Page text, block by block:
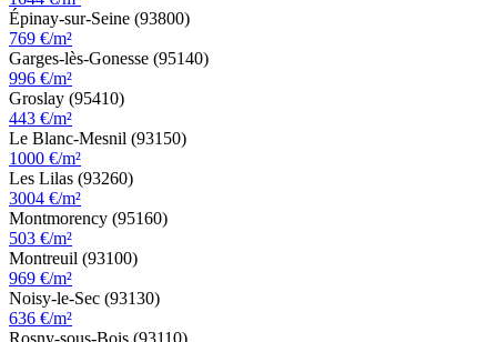
Épinay-sur-Seine (93800)
769 €/m²
Garges-lès-Gonesse (95140)
996 €/m²
Groslay (95410)
443 €/m²
Le Blanc-Mesnil (93150)
1000 €/m²
Les Lilas (93260)
3004 €/m²
Montmorency (95160)
503 €/m²
Montreuil (93100)
969 €/m²
Noisy-le-Sec (93130)
636 €/m²